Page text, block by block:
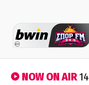
NOW ON AIR